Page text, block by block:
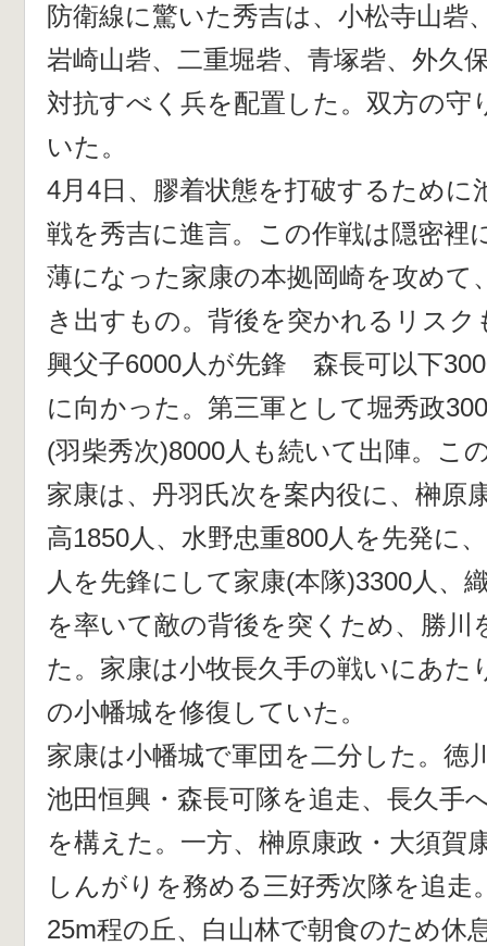
防衛線に驚いた秀吉は、小松寺山砦
岩崎山砦、二重堀砦、青塚砦、外久
対抗すべく兵を配置した。双方の守
いた。
4月4日、膠着状態を打破するために
戦を秀吉に進言。この作戦は隠密裡
薄になった家康の本拠岡崎を攻めて
き出すもの。背後を突かれるリス
興父子6000人が先鋒 森長可以下
に向かった。第三軍として堀秀政
(羽柴秀次)8000人も続いて出陣。こ
家康は、丹羽氏次を案内役に、榊原
高1850人、水野忠重800人を先発に
人を先鋒にして家康(本隊)3300人、
を率いて敵の背後を突くため、勝川
た。家康は小牧長久手の戦いにあ
の小幡城を修復していた。
家康は小幡城で軍団を二分した。徳
池田恒興・森長可隊を追走、長久手
を構えた。一方、榊原康政・大須賀
しんがりを務める三好秀次隊を追走
25m程の丘、白山林で朝食のため休